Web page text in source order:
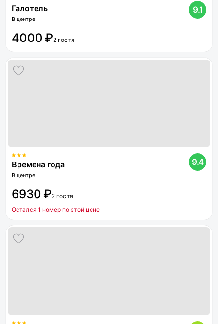
Галотель
В центре
9.1
4000 ₽2 гостя
Времена года
В центре
9.4
6930 ₽2 гостя
Остался 1 номер по этой цене